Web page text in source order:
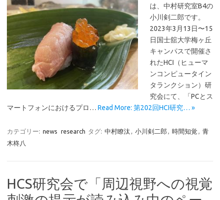
は、中村研究室B4の
小川剣二郎です。
2023年3月13日〜15
日国士舘大学梅ヶ丘
キャンパスで開催さ
れたHCI（ヒューマ
ンコンピュータイン
タランクション）研
究会にて、「PCとス
マートフォンにおけるプロ… Read More: 第202回HCI研究… »
カテゴリー: news research タグ: 中村瞭汰 , 小川剣二郎 , 時間知覚 , 青
木柊八
HCS研究会で「周辺視野への視覚